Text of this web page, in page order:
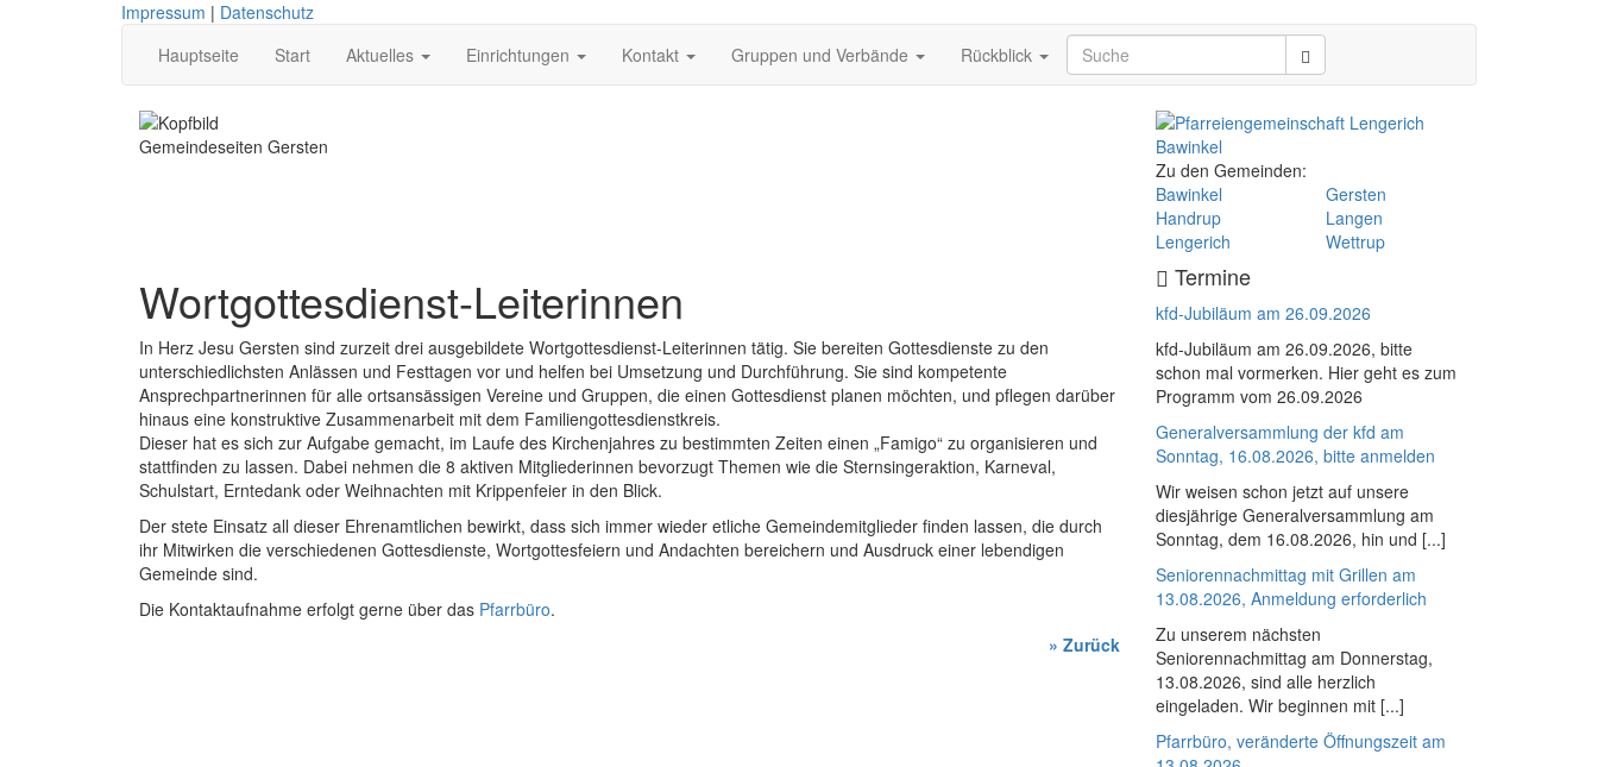
Impressum | Datenschutz
Hauptseite
Start Aktuelles Einrichtungen Kontakt Gruppen und Verbände Rückblick
Gemeindeseiten Gersten
Zu den Gemeinden:
Bawinkel
Gersten
Handrup
Langen
Lengerich
Wettrup
Wortgottesdienst-Leiterinnen
In Herz Jesu Gersten sind zurzeit drei ausgebildete Wortgottesdienst-Leiterinnen tätig. Sie bereiten Gottesdienste zu den
unterschiedlichsten Anlässen und Festtagen vor und helfen bei Umsetzung und Durchführung. Sie sind kompetente
Ansprechpartnerinnen für alle ortsansässigen Vereine und Gruppen, die einen Gottesdienst planen möchten, und pflegen darüber
hinaus eine konstruktive Zusammenarbeit mit dem Familiengottesdienstkreis.
Dieser hat es sich zur Aufgabe gemacht, im Laufe des Kirchenjahres zu bestimmten Zeiten einen „Famigo“ zu organisieren und
stattfinden zu lassen. Dabei nehmen die 8 aktiven Mitgliederinnen bevorzugt Themen wie die Sternsingeraktion, Karneval,
Schulstart, Erntedank oder Weihnachten mit Krippenfeier in den Blick.
Der stete Einsatz all dieser Ehrenamtlichen bewirkt, dass sich immer wieder etliche Gemeindemitglieder finden lassen, die durch
ihr Mitwirken die verschiedenen Gottesdienste, Wortgottesfeiern und Andachten bereichern und Ausdruck einer lebendigen
Gemeinde sind.
Die Kontaktaufnahme erfolgt gerne über das Pfarrbüro.
» Zurück
Termine
kfd-Jubiläum am 26.09.2026
kfd-Jubiläum am 26.09.2026, bitte
schon mal vormerken. Hier geht es zum
Programm vom 26.09.2026
Generalversammlung der kfd am
Sonntag, 16.08.2026, bitte anmelden
Wir weisen schon jetzt auf unsere
diesjährige Generalversammlung am
Sonntag, dem 16.08.2026, hin und [...]
Seniorennachmittag mit Grillen am
13.08.2026, Anmeldung erforderlich
Zu unserem nächsten
Seniorennachmittag am Donnerstag,
13.08.2026, sind alle herzlich
eingeladen. Wir beginnen mit [...]
Pfarrbüro, veränderte Öffnungszeit am